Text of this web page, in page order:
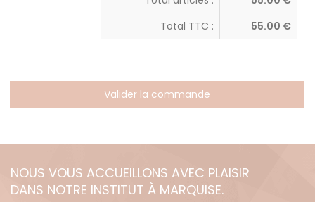
Total TTC :
55.00 €
Valider la commande
NOUS VOUS ACCUEILLONS AVEC PLAISIR
DANS NOTRE INSTITUT À MARQUISE.